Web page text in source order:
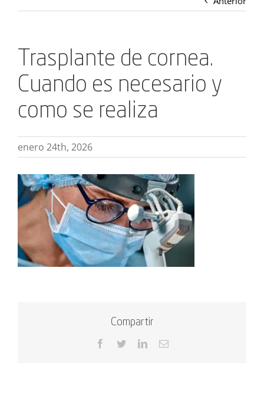
Trasplante de cornea.
Cuando es necesario y
como se realiza
enero 24th, 2026
Compartir
Facebook
TwitterLinkedInCorreo